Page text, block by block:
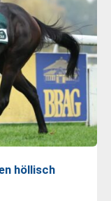
höllisch